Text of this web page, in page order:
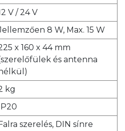
V / 24 V
8 W, Max. 15 W
x 160 x 44 mm
és antenna
kg
szerelés, DIN sínre